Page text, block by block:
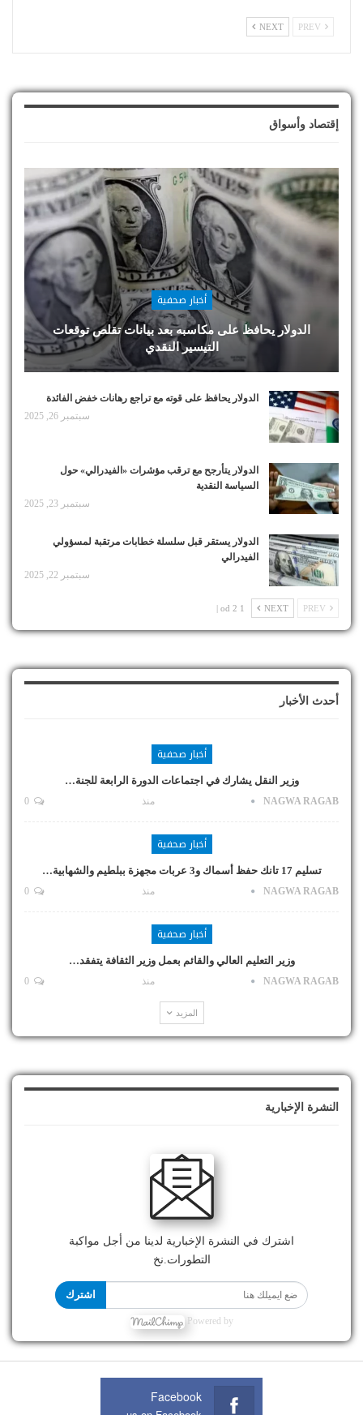
NEXT
إقتصاد وأسواق
أخبار صحفية
الدولار يحافظ على مكاسبه بعد بيانات تقلص توقعات
التيسير النقدي
الدولار يحافظ على قوته مع تراجع رهانات خفض الفائدة
سبتمبر 26, 2025
الدولار يتأرجح مع ترقب مؤشرات «الفيدرالي» حول
السياسة النقدية
سبتمبر 23, 2025
الدولار يستقر قبل سلسلة خطابات مرتقبة لمسؤولي
الفيدرالي
سبتمبر 22, 2025
NEXT
1 od 2 |
أحدث الأخبار
أخبار صحفية
وزير النقل يشارك في اجتماعات الدورة الرابعة للجنة…
NAGWA RAGAB منذ
أخبار صحفية
تسليم 17 تانك حفظ أسماك و3 عربات مجهزة ببلطيم والشهابية…
NAGWA RAGAB منذ
أخبار صحفية
وزير التعليم العالي والقائم بعمل وزير الثقافة يتفقد…
NAGWA RAGAB منذ
المزيد
النشرة الإخبارية
اشترك في النشرة الإخبارية لدينا من أجل مواكبة
التطورات.نخ
اشترك
Powered by
Facebook